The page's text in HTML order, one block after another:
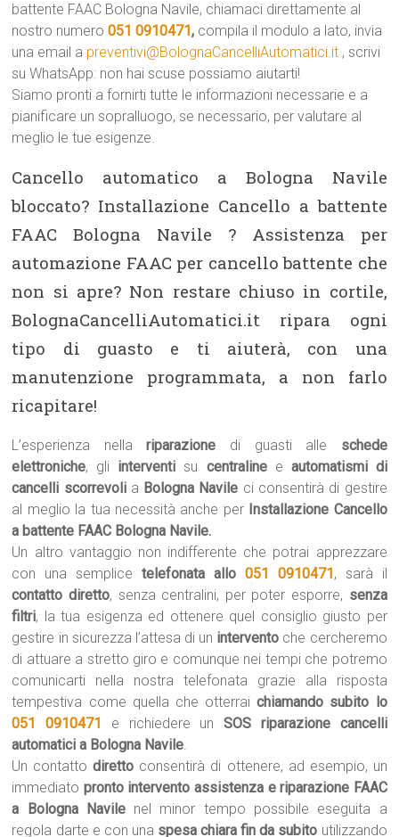
battente FAAC Bologna Navile, chiamaci direttamente al
nostro numero051 0910471, compila il modulo a lato, invia
una email a preventivi@BolognaCancelliAutomatici.it , scrivi
su WhatsApp: non hai scuse possiamo aiutarti!
Siamo pronti a fornirti tutte le informazioni necessarie e a
pianificare un sopralluogo, se necessario, per valutare al
meglio le tue esigenze.
Cancello automatico a Bologna Navile
bloccato? Installazione Cancello a battente
FAAC Bologna Navile ? Assistenza per
automazione FAAC per cancello battente che
non si apre? Non restare chiuso in cortile,
BolognaCancelliAutomatici.it ripara ogni
tipo di guasto e ti aiuterà, con una
manutenzione programmata, a non farlo
ricapitare!
L’esperienza nellariparazione di guasti alle schede
elettroniche, gli interventi su centralinee automatismi di
cancelli scorrevolia Bologna Navile ci consentirà di gestire
al meglio la tua necessità anche per Installazione Cancello
a battente FAAC Bologna Navile.
Un altro vantaggio non indifferente che potrai apprezzare
con una semplicetelefonata allo 051 0910471, sarà il
contatto diretto, senza centralini, per poter esporre, senza
filtri, la tua esigenza ed ottenere quel consiglio giusto per
gestire in sicurezza l’attesa di un intervento che cercheremo
di attuare a stretto giro e comunque nei tempi che potremo
comunicarti nella nostra telefonata grazie alla risposta
tempestiva come quella che otterraichiamando subito lo
051 0910471
e richiedere unSOS riparazione cancelli
automatici a Bologna Navile.
Un contattodiretto consentirà di ottenere, ad esempio, un
immediato pronto intervento assistenza e riparazione FAAC
a Bologna Navile nel minor tempo possibile eseguita a
regola darte e con una spesa chiara fin da subito utilizzando